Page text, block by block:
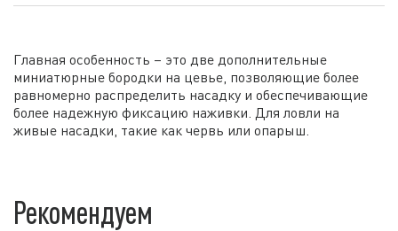
Главная особенность – это две дополнительные
миниатюрные бородки на цевье, позволяющие более
равномерно распределить насадку и обеспечивающие
более надежную фиксацию наживки. Для ловли на
живые насадки, такие как червь или опарыш.
Рекомендуем